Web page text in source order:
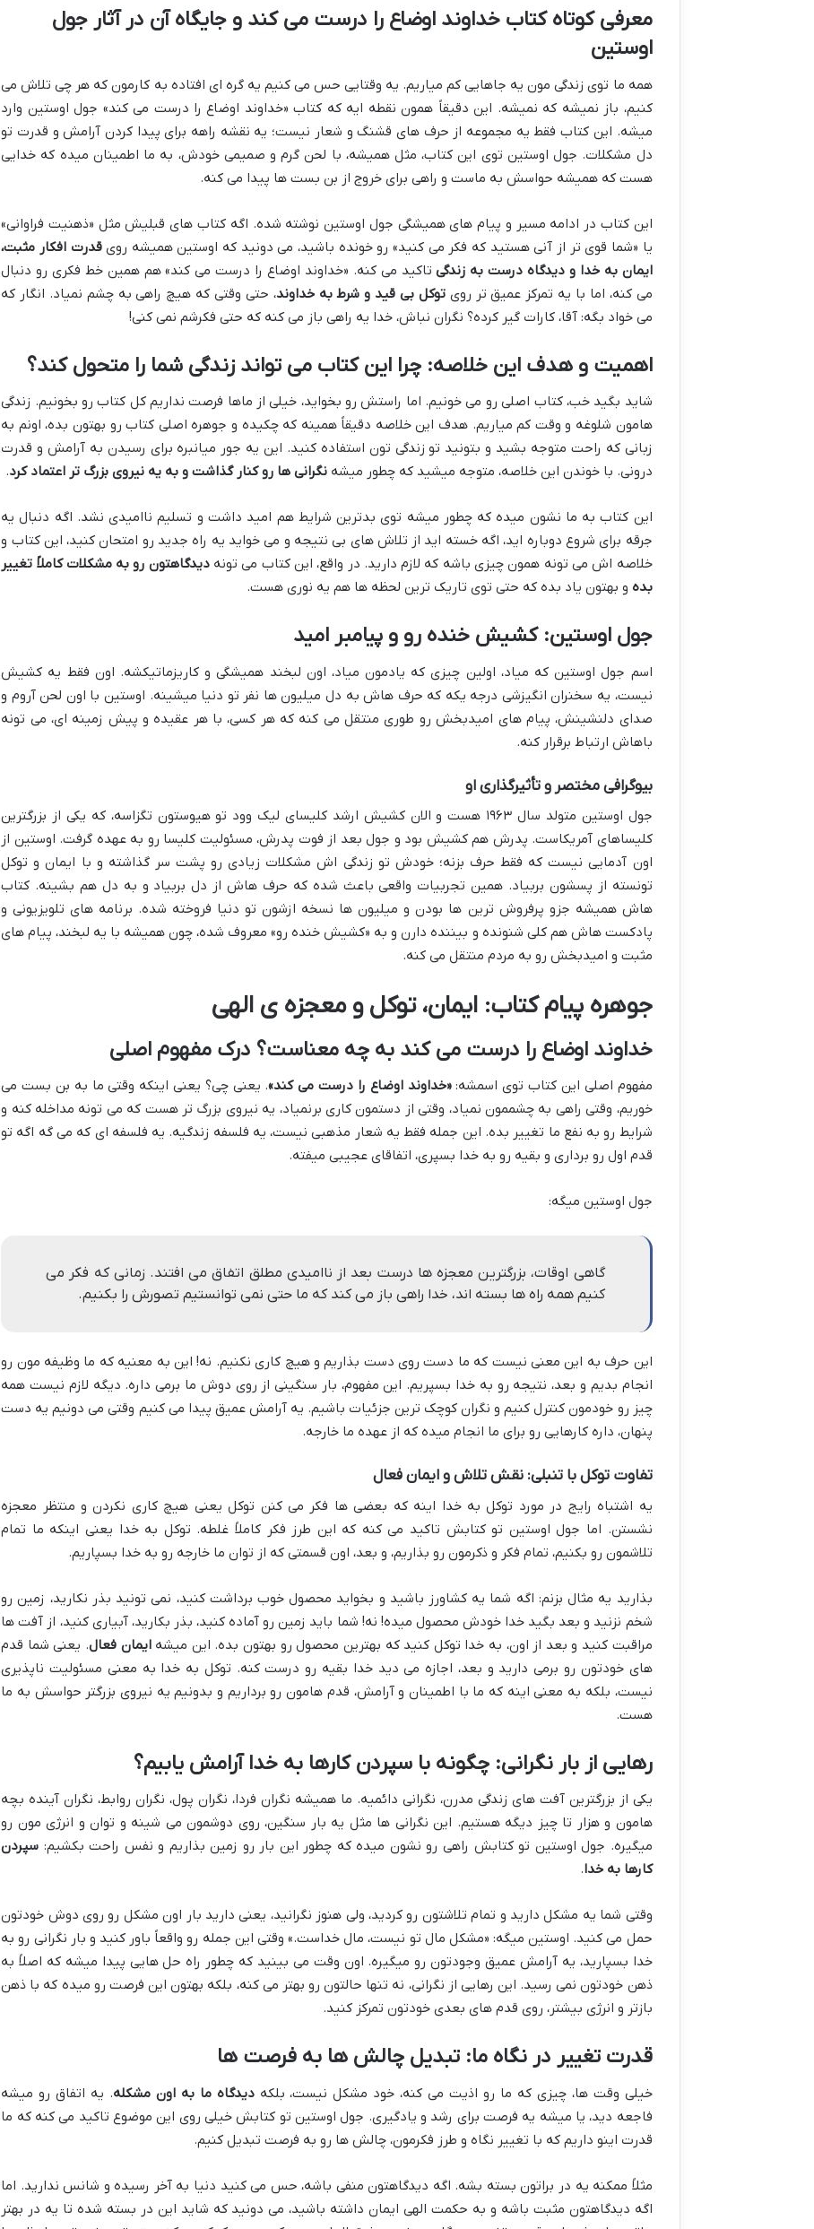
معرفی کوتاه کتاب خداوند اوضاع را درست می کند و جایگاه آن در آثار جول
اوستین
همه ما توی زندگی مون یه جاهایی کم میاریم. یه وقتایی حس می کنیم یه گره ای افتاده به کارمون که هر چی تلاش می
کنیم، باز نمیشه که نمیشه. این دقیقاً همون نقطه ایه که کتاب «خداوند اوضاع را درست می کند» جول اوستین وارد
میشه. این کتاب فقط یه مجموعه از حرف های قشنگ و شعار نیست؛ یه نقشه راهه برای پیدا کردن آرامش و قدرت تو
دل مشکلات. جول اوستین توی این کتاب، مثل همیشه، با لحن گرم و صمیمی خودش، به ما اطمینان میده که خدایی
هست که همیشه حواسش به ماست و راهی برای خروج از بن بست ها پیدا می کنه.
این کتاب در ادامه مسیر و پیام های همیشگی جول اوستین نوشته شده. اگه کتاب های قبلیش مثل «ذهنیت فراوانی»
یا «شما قوی تر از آنی هستید که فکر می کنید» رو خونده باشید، می دونید که اوستین همیشه رویقدرت افکار مثبت،
ایمان به خدا و دیدگاه درست به زندگیتاکید می کنه. «خداوند اوضاع را درست می کند» هم همین خط فکری رو دنبال
می کنه، اما با یه تمرکز عمیق تر رویتوکل بی قید و شرط به خداوند، حتی وقتی که هیچ راهی به چشم نمیاد. انگار که
می خواد بگه: آقا، کارات گیر کرده؟ نگران نباش، خدا یه راهی باز می کنه که حتی فکرشم نمی کنی!
اهمیت و هدف این خلاصه: چرا این کتاب می تواند زندگی شما را متحول کند؟
شاید بگید خب، کتاب اصلی رو می خونیم. اما راستش رو بخواید، خیلی از ماها فرصت نداریم کل کتاب رو بخونیم. زندگی
هامون شلوغه و وقت کم میاریم. هدف این خلاصه دقیقاً همینه که چکیده و جوهره اصلی کتاب رو بهتون بده، اونم به
زبانی که راحت متوجه بشید و بتونید تو زندگی تون استفاده کنید. این یه جور میانبره برای رسیدن به آرامش و قدرت
درونی. با خوندن این خلاصه، متوجه میشید که چطور میشهنگرانی ها رو کنار گذاشت و به یه نیروی بزرگ تر اعتماد کرد.
این کتاب به ما نشون میده که چطور میشه توی بدترین شرایط هم امید داشت و تسلیم ناامیدی نشد. اگه دنبال یه
جرقه برای شروع دوباره اید، اگه خسته اید از تلاش های بی نتیجه و می خواید یه راه جدید رو امتحان کنید، این کتاب و
خلاصه اش می تونه همون چیزی باشه که لازم دارید. در واقع، این کتاب می تونهدیدگاهتون رو به مشکلات کاملاً تغییر
بده و بهتون یاد بده که حتی توی تاریک ترین لحظه ها هم یه نوری هست.
جول اوستین: کشیش خنده رو و پیامبر امید
اسم جول اوستین که میاد، اولین چیزی که یادمون میاد، اون لبخند همیشگی و کاریزماتیکشه. اون فقط یه کشیش
نیست، یه سخنران انگیزشی درجه یکه که حرف هاش به دل میلیون ها نفر تو دنیا میشینه. اوستین با اون لحن آروم و
صدای دلنشینش، پیام های امیدبخش رو طوری منتقل می کنه که هر کسی، با هر عقیده و پیش زمینه ای، می تونه
باهاش ارتباط برقرار کنه.
بیوگرافی مختصر و تأثیرگذاری او
جول اوستین متولد سال ۱۹۶۳ هست و الان کشیش ارشد کلیسای لیک وود تو هیوستون تگزاسه، که یکی از بزرگترین
کلیساهای آمریکاست. پدرش هم کشیش بود و جول بعد از فوت پدرش، مسئولیت کلیسا رو به عهده گرفت. اوستین از
اون آدمایی نیست که فقط حرف بزنه؛ خودش تو زندگی اش مشکلات زیادی رو پشت سر گذاشته و با ایمان و توکل
تونسته از پسشون بربیاد. همین تجربیات واقعی باعث شده که حرف هاش از دل بربیاد و به دل هم بشینه. کتاب
هاش همیشه جزو پرفروش ترین ها بودن و میلیون ها نسخه ازشون تو دنیا فروخته شده. برنامه های تلویزیونی و
پادکست هاش هم کلی شنونده و بیننده دارن و به «کشیش خنده رو» معروف شده، چون همیشه با یه لبخند، پیام های
مثبت و امیدبخش رو به مردم منتقل می کنه.
جوهره پیام کتاب: ایمان، توکل و معجزه ی الهی
خداوند اوضاع را درست می کند به چه معناست؟ درک مفهوم اصلی
مفهوم اصلی این کتاب توی اسمشه:«خداوند اوضاع را درست می کند». یعنی چی؟ یعنی اینکه وقتی ما به بن بست می
خوریم، وقتی راهی به چشممون نمیاد، وقتی از دستمون کاری برنمیاد، یه نیروی بزرگ تر هست که می تونه مداخله کنه و
شرایط رو به نفع ما تغییر بده. این جمله فقط یه شعار مذهبی نیست، یه فلسفه زندگیه. یه فلسفه ای که می گه اگه تو
قدم اول رو برداری و بقیه رو به خدا بسپری، اتفاقای عجیبی میفته.
جول اوستین میگه:
گاهی اوقات، بزرگترین معجزه ها درست بعد از ناامیدی مطلق اتفاق می افتند. زمانی که فکر می
کنیم همه راه ها بسته اند، خدا راهی باز می کند که ما حتی نمی توانستیم تصورش را بکنیم.
این حرف به این معنی نیست که ما دست روی دست بذاریم و هیچ کاری نکنیم. نه! این به معنیه که ما وظیفه مون رو
انجام بدیم و بعد، نتیجه رو به خدا بسپریم. این مفهوم، بار سنگینی از روی دوش ما برمی داره. دیگه لازم نیست همه
چیز رو خودمون کنترل کنیم و نگران کوچک ترین جزئیات باشیم. یه آرامش عمیق پیدا می کنیم وقتی می دونیم یه دست
پنهان، داره کارهایی رو برای ما انجام میده که از عهده ما خارجه.
تفاوت توکل با تنبلی: نقش تلاش و ایمان فعال
یه اشتباه رایج در مورد توکل به خدا اینه که بعضی ها فکر می کنن توکل یعنی هیچ کاری نکردن و منتظر معجزه
نشستن. اما جول اوستین تو کتابش تاکید می کنه که این طرز فکر کاملاً غلطه. توکل به خدا یعنی اینکه ما تمام
تلاشمون رو بکنیم، تمام فکر و ذکرمون رو بذاریم، و بعد، اون قسمتی که از توان ما خارجه رو به خدا بسپاریم.
بذارید یه مثال بزنم: اگه شما یه کشاورز باشید و بخواید محصول خوب برداشت کنید، نمی تونید بذر نکارید، زمین رو
شخم نزنید و بعد بگید خدا خودش محصول میده! نه! شما باید زمین رو آماده کنید، بذر بکارید، آبیاری کنید، از آفت ها
مراقبت کنید و بعد از اون، به خدا توکل کنید که بهترین محصول رو بهتون بده. این میشهایمان فعال. یعنی شما قدم
های خودتون رو برمی دارید و بعد، اجازه می دید خدا بقیه رو درست کنه. توکل به خدا به معنی مسئولیت ناپذیری
نیست، بلکه به معنی اینه که ما با اطمینان و آرامش، قدم هامون رو برداریم و بدونیم یه نیروی بزرگتر حواسش به ما
هست.
رهایی از بار نگرانی: چگونه با سپردن کارها به خدا آرامش یابیم؟
یکی از بزرگترین آفت های زندگی مدرن، نگرانی دائمیه. ما همیشه نگران فردا، نگران پول، نگران روابط، نگران آینده بچه
هامون و هزار تا چیز دیگه هستیم. این نگرانی ها مثل یه بار سنگین، روی دوشمون می شینه و توان و انرژی مون رو
میگیره. جول اوستین تو کتابش راهی رو نشون میده که چطور این بار رو زمین بذاریم و نفس راحت بکشیم: سپردن
کارها به خدا.
وقتی شما یه مشکل دارید و تمام تلاشتون رو کردید، ولی هنوز نگرانید، یعنی دارید بار اون مشکل رو روی دوش خودتون
حمل می کنید. اوستین میگه: «مشکل مال تو نیست، مال خداست.» وقتی این جمله رو واقعاً باور کنید و بار نگرانی رو به
خدا بسپارید، یه آرامش عمیق وجودتون رو میگیره. اون وقت می بینید که چطور راه حل هایی پیدا میشه که اصلاً به
ذهن خودتون نمی رسید. این رهایی از نگرانی، نه تنها حالتون رو بهتر می کنه، بلکه بهتون این فرصت رو میده که با ذهن
بازتر و انرژی بیشتر، روی قدم های بعدی خودتون تمرکز کنید.
قدرت تغییر در نگاه ما: تبدیل چالش ها به فرصت ها
خیلی وقت ها، چیزی که ما رو اذیت می کنه، خود مشکل نیست، بلکهدیدگاه ما به اون مشکله. یه اتفاق رو میشه
فاجعه دید، یا میشه یه فرصت برای رشد و یادگیری. جول اوستین تو کتابش خیلی روی این موضوع تاکید می کنه که ما
قدرت اینو داریم که با تغییر نگاه و طرز فکرمون، چالش ها رو به فرصت تبدیل کنیم.
مثلاً ممکنه یه در براتون بسته بشه. اگه دیدگاهتون منفی باشه، حس می کنید دنیا به آخر رسیده و شانس ندارید. اما
اگه دیدگاهتون مثبت باشه و به حکمت الهی ایمان داشته باشید، می دونید که شاید این در بسته شده تا یه در بهتر